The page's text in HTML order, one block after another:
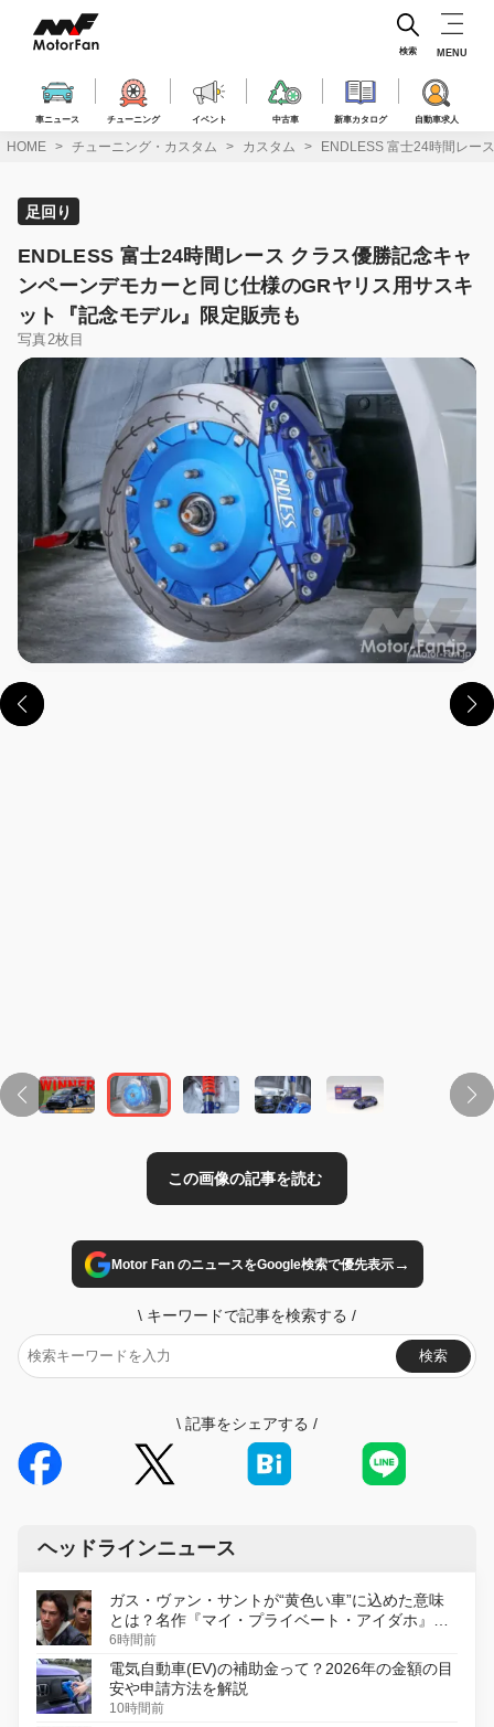
ス
車ニュース チューニング イベント 中古車 新車カタログ 自動車求人
検索 MENU
HOME チューニング・カスタム カスタム ENDLESS 富士24時間レー
足回り
ENDLESS 富士24時間レース クラス優勝記念キャ
ンペーンデモカーと同じ仕様のGRヤリス用サスキ
ット『記念モデル』限定販売も
写真2枚目
Motor Fan のニュースをGoogle検索で優先表示→
\ キーワードで記事を検索する /
検索
\ 記事をシェアする /
ヘッドラインニュース
ガス・ヴァン・サントが“黄色い車”に込めた意味
とは？名作『マイ・プライベート・アイダホ』が
初のデジタルリマスター版で復活
6時間前
電気自動車(EV)の補助金って？2026年の金額の目
安や申請方法を解説
10時間前